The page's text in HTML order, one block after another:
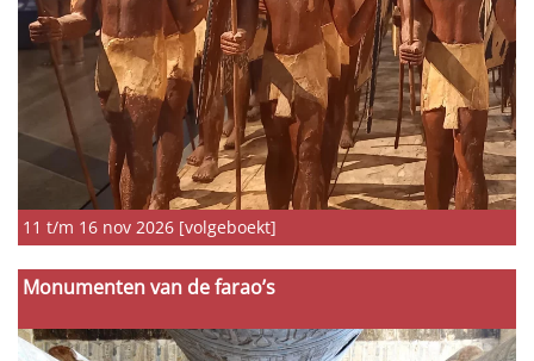
11 t/m 16 nov 2026 [volgeboekt]
Monumenten van de farao’s